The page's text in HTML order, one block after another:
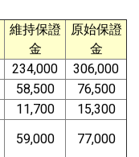
維持保證
金
原始保證
金
234,000
306,000
58,500
76,500
11,700
15,300
59,000
77,000